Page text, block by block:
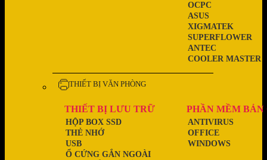
COOLER MASTER
ANTEC
SUPERFLOWER
XIGMATEK
ASUS
OCPC
THIẾT BỊ VĂN PHÒNG
THIẾT BỊ LƯU TRỮ
Ổ CỨNG GẮN NGOÀI
USB
THẺ NHỚ
HỘP BOX SSD
PHẦN MỀM BẢN
WINDOWS
OFFICE
ANTIVIRUS